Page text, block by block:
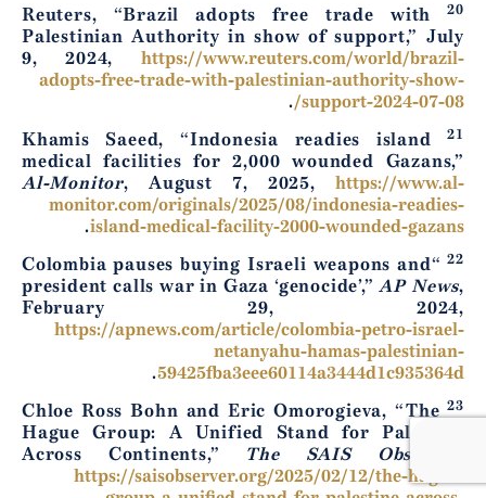
20
Reuters, “Brazil adopts free trade with
Palestinian Authority in show of support,” July
9, 2024, https://www.reuters.com/world/brazil-
adopts-free-trade-with-palestinian-authority-show-
support-2024-07-08/
.
21
Khamis Saeed, “Indonesia readies island
medical facilities for 2,000 wounded Gazans,”
Al-Monitor, August 7, 2025, https://www.al-
monitor.com/originals/2025/08/indonesia-readies-
island-medical-facility-2000-wounded-gazans
.
22
“Colombia pauses buying Israeli weapons and
president calls war in Gaza ‘genocide’,”AP News,
February 29, 2024,
https://apnews.com/article/colombia-petro-israel-
netanyahu-hamas-palestinian-
59425fba3eee60114a3444d1c935364d
.
23
Chloe Ross Bohn and Eric Omorogieva, “The
Hague Group: A Unified Stand for Palestine
Across Continents,” The SAIS Observer
https://saisobserver.org/2025/02/12/the-hague-